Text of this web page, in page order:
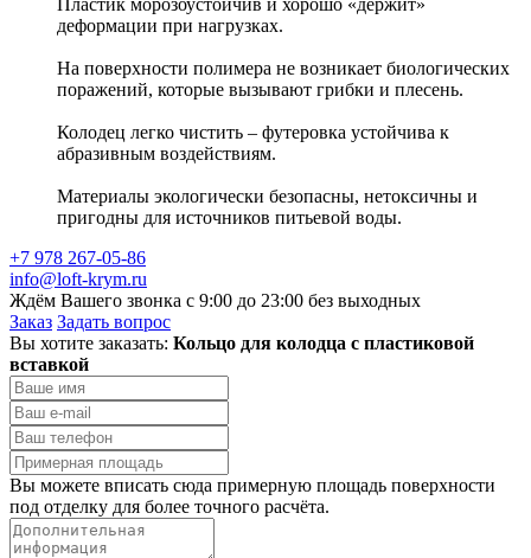
Пластик морозоустойчив и хорошо «держит»
деформации при нагрузках.
На поверхности полимера не возникает биологических
поражений, которые вызывают грибки и плесень.
Колодец легко чистить – футеровка устойчива к
абразивным воздействиям.
Материалы экологически безопасны, нетоксичны и
пригодны для источников питьевой воды.
+7 978 267-05-86
info@loft-krym.ru
Ждём Вашего звонка с 9:00 до 23:00 без выходных
Заказ Задать вопрос
Вы хотите заказать: Кольцо для колодца с пластиковой
вставкой
Вы можете вписать сюда примерную площадь поверхности
под отделку для более точного расчёта.